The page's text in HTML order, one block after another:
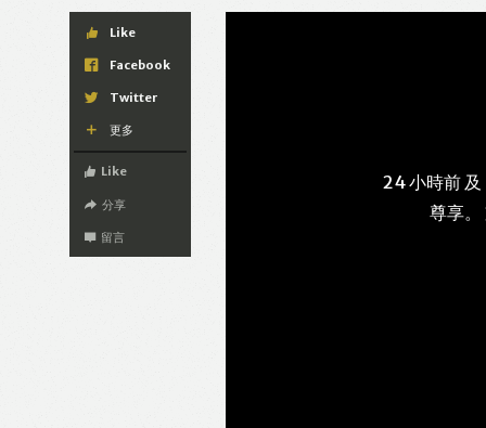
Like
Facebook
Twitter
更多
Like
分享
留言
24 小時前
尊享。